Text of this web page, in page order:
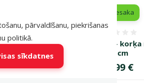
pārvaldīšanu, piekrišanas
politikā.
sīkdatnes
17
8
Dekors terārijam – korķa
30 cm
Cena
14,99 €
iesaka